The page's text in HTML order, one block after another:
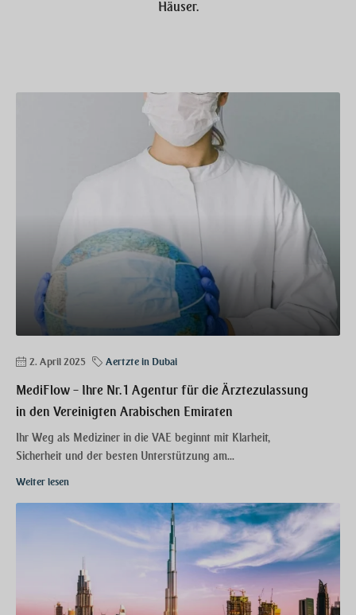
Häuser.
2. April 2025 Aertzte in Dubai
MediFlow – Ihre Nr. 1 Agentur für die Ärztezulassung
in den Vereinigten Arabischen Emiraten
Ihr Weg als Mediziner in die VAE beginnt mit Klarheit,
Sicherheit und der besten Unterstützung am...
Weiter lesen